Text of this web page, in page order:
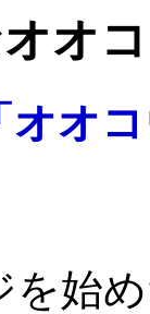
オ
オオ
始